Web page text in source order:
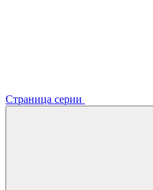
Страница серии